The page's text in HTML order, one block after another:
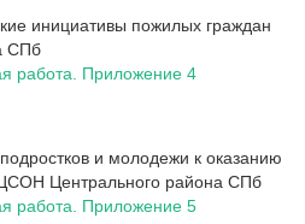
инициативы пожилых граждан
СПб
работа. Приложение 4
и молодежи к оказанию
Центрального района СПб
работа. Приложение 5